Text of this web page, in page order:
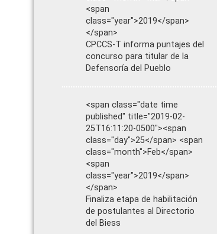
<span
class="year">2019</span>
</span>
CPCCS-T informa puntajes del
concurso para titular de la
Defensoría del Pueblo
<span class="date time
published" title="2019-02-
25T16:11:20-0500"><span
class="day">25</span> <span
class="month">Feb</span>
<span
class="year">2019</span>
</span>
Finaliza etapa de habilitación
de postulantes al Directorio
del Biess